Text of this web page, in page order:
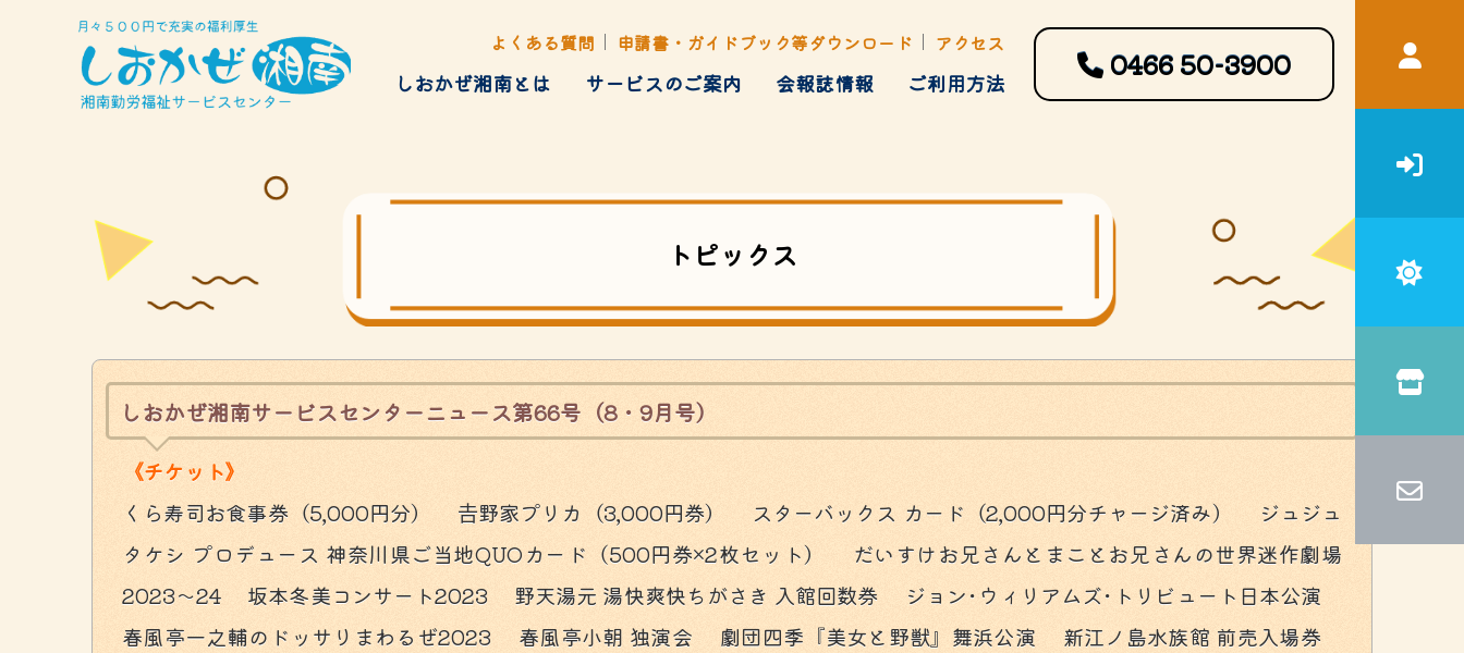
よくある質問 申請書・ガイドブック等ダウンロード アクセス
0466 50-3900
しおかぜ湘南とは サービスのご案内
Services
チケット・行楽・イベント
各種あっせん
申請書・ガイドブック等ダウン
会報誌情報 ご利用方法
トピックス
しおかぜ湘南サービスセンターニュース第66号（8・9月号）
《チケット》
くら寿司お食事券（5,000円分） 𠮷野家プリカ（3,000円券） スターバックス カード（2,000円分チャージ済み） ジュジュ
タケシ プロデュース 神奈川県ご当地QUOカード（500円券×2枚セット） だいすけお兄さんとまことお兄さんの世界迷作劇場
2023〜24 坂本冬美コンサート2023 野天湯元 湯快爽快ちがさき 入館回数券 ジョン･ウィリアムズ･トリビュート日本公演
春風亭一之輔のドッサりまわるぜ2023 春風亭小朝 独演会 劇団四季『美女と野獣』舞浜公演 新江ノ島水族館 前売入場券